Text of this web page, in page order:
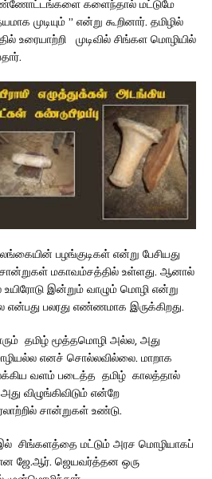
களைந்தால் மட்டுமே
முடியும் ” என்று கூறினார். தமிழில்
உரையாற்றி முடிவில் சிங்கள மொழியில்
பழங்குடிகள் என்று பேசியது
சான்றுகள் மகாவம்சத்தில் உள்ளது. ஆனால்
இன்றும் வாழும் மொழி என்று
என்பது பலரது எண்ணமாக இருக்கிறது.
தமிழ் மூத்தமொழி அல்ல, அது
எனச் சொல்லவில்லை. மாறாக
வளம் படைத்த தமிழ் காலத்தால்
விழுங்கிவிடும் என்றே
சான்றுகள் உண்டு.
சிங்களத்தை மட்டும் அரச மொழியாகப்
ஜே.ஆர். ஜெயவர்த்தன ஒரு